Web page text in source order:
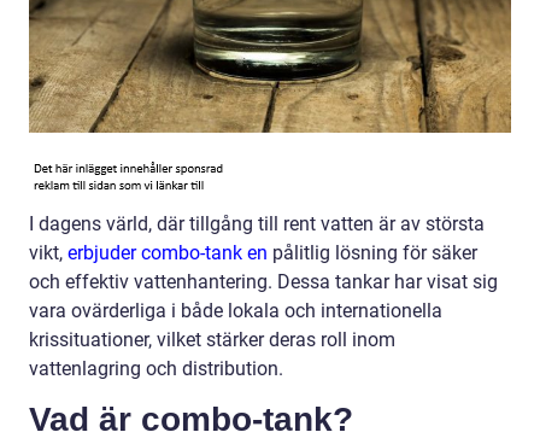
I dagens värld, där tillgång till rent vatten är av största
vikt, erbjuder combo-tank en pålitlig lösning för säker
och effektiv vattenhantering. Dessa tankar har visat sig
vara ovärderliga i både lokala och internationella
krissituationer, vilket stärker deras roll inom
vattenlagring och distribution.
Vad är combo-tank?